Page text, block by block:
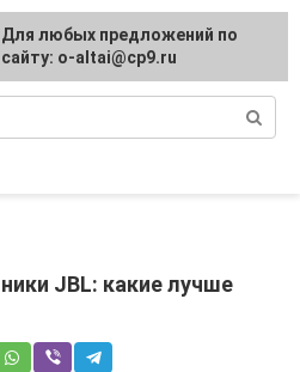
работа
JBL: какие лучше
Для любых предложений по
сайту: o-altai@cp9.ru